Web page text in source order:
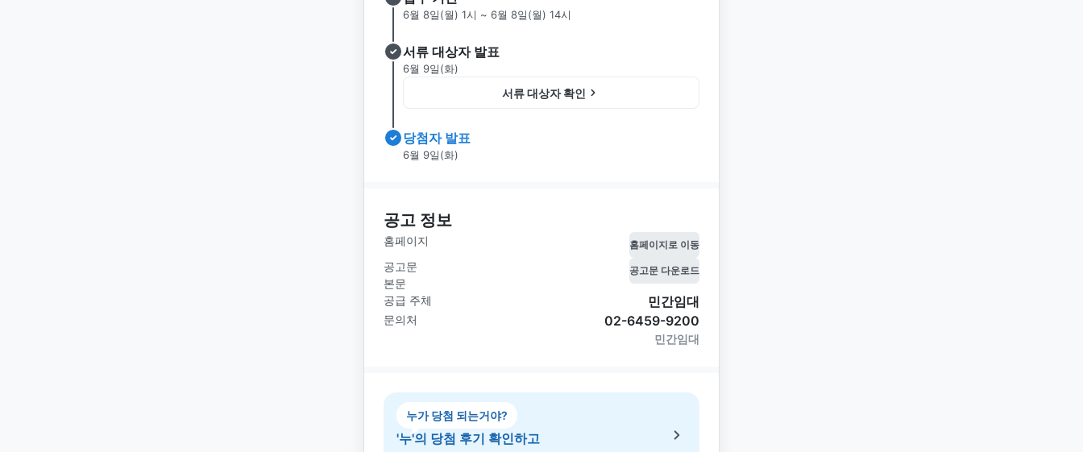
6월 8일(월) 1시 ~ 6월 8일(월) 14시
서류 대상자 발표
6월 9일(화)
서류 대상자 확인
당첨자 발표
6월 9일(화)
공고 정보
홈페이지 홈페이지로 이동
공고문
본문
공고문 다운로드
공급 주체 민간임대
문의처 02-6459-9200
민간임대
누가 당첨 되는거야?
'누'의 당첨 후기 확인하고